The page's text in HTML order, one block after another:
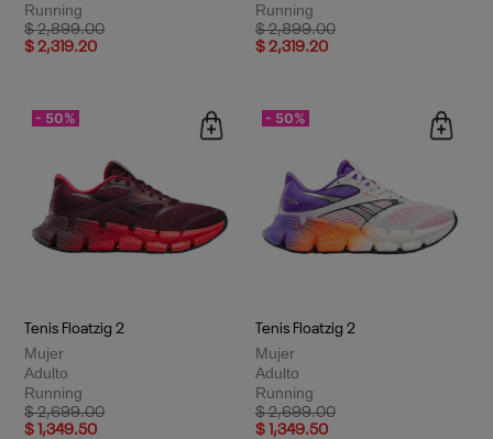
Running
Price reduced from
$ 2,899.00to
$ 2,319.20
Running
Price reduced from
$ 2,899.00to
$ 2,319.20
- 50%
Tenis Floatzig 2
Mujer
Adulto
Running
Price reduced from
$ 2,699.00to
$ 1,349.50
- 50%
Tenis Floatzig 2
Mujer
Adulto
Running
Price reduced from
$ 2,699.00to
$ 1,349.50